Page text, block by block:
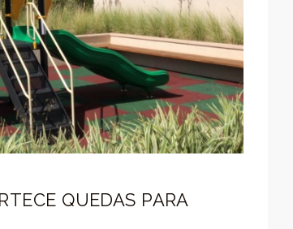
QUEDAS PARA